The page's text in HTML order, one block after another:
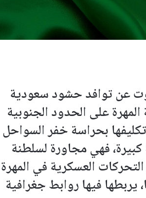
عن توافد حشود سعودية
على الحدود الجنوبية
بحراسة خفر السواحل
فهي مجاورة لسلطنة
العسكرية في المهرة
يربطها فيها روابط جغرافية